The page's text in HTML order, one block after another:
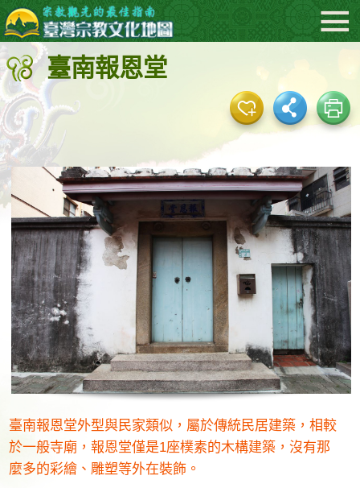
跳
到
主
要
內
容
區
塊
:::
臺南報恩堂
臺南報恩堂外型與民家類似，屬於傳統民居建築，相較
於一般寺廟，報恩堂僅是1座樸素的木構建築，沒有那
麼多的彩繪、雕塑等外在裝飾。